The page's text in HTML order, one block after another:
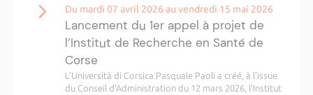
Du mardi 07 avril 2026 au vendredi 15 mai 2026
Lancement du 1er appel à projet de
l’Institut de Recherche en Santé de
Corse
L’Università di Corsica Pasquale Paoli a créé, à l'issue
du Conseil d'Administration du 12 mars 2026, l’Institut